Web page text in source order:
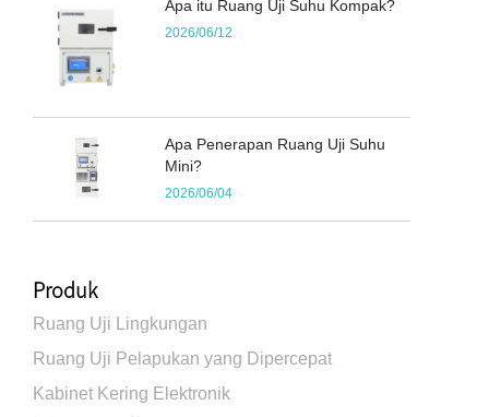
Apa itu Ruang Uji Suhu Kompak?
2026/06/12
Apa Penerapan Ruang Uji Suhu
Mini?
2026/06/04
Produk
Ruang Uji Lingkungan
Ruang Uji Pelapukan yang Dipercepat
Kabinet Kering Elektronik